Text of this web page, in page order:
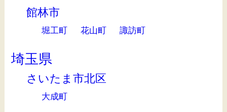
館林市
堀工町 花山町 諏訪町
埼玉県
さいたま市北区
大成町